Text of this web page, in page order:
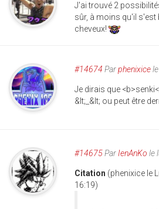
J'ai trouvé 2
sûr, à moins qu'il s'est
cheveux!
#14674 Parphenixice
Je dirais que
&lt;_&lt; ou peut être
#14675ParIenAnKo le
Citation (phenixice le
16:19)